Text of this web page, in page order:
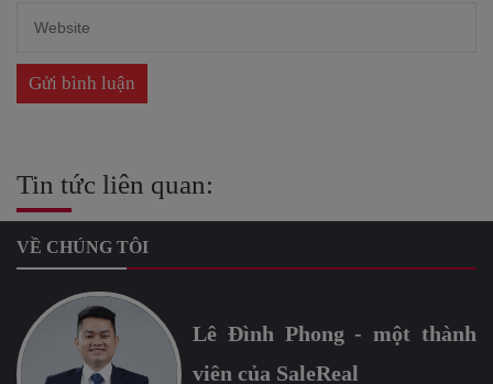
Tin tức liên quan:
VỀ CHÚNG TÔI
Lê Đình Phong - một thành
viên của SaleReal